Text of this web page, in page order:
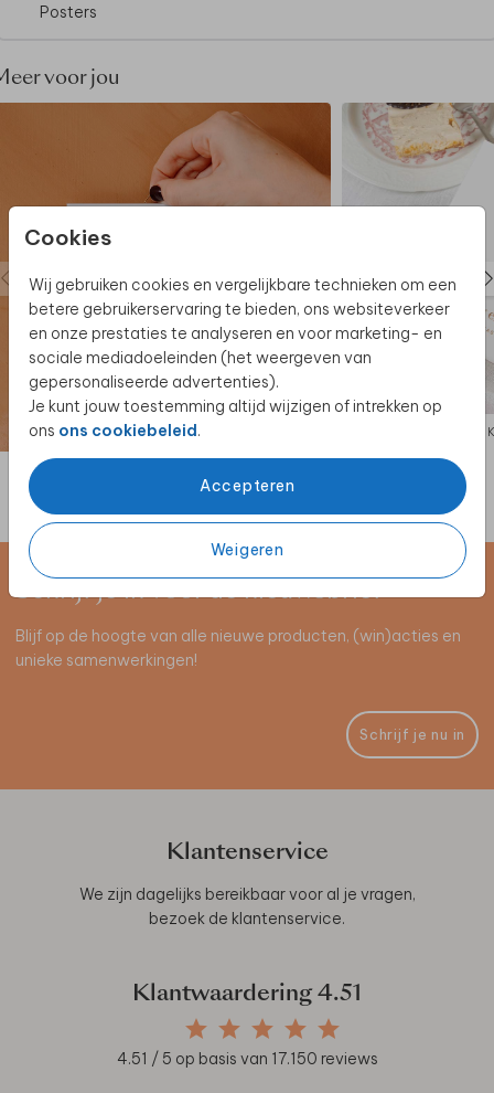
Cookies
Wij gebruiken cookies en vergelijkbare technieken om een
betere gebruikerservaring te bieden, ons websiteverkeer
en onze prestaties te analyseren en voor marketing- en
sociale mediadoeleinden (het weergeven van
gepersonaliseerde advertenties).
Je kunt jouw toestemming altijd wijzigen of intrekken op
ons ons cookiebeleid.
Accepteren
Weigeren
• Zonder foliedruk
De getoonde lijst is als voorbeeld en wordt
meegeleverd.
bij bijvoorbeeld Ikea, Hema of bol.com
Posters
voor jou
KERAMIEK
Schrijf je in voor de nieuwsbrief
Blijf op de hoogte van alle nieuwe producten, (win)acties en
unieke samenwerkingen!
Schrijf je nu in
Klantenservice
We zijn dagelijks bereikbaar voor al je vragen,
bezoek de klantenservice.
Klantwaardering 4.51
4.51 / 5 op basis van 17.150 reviews